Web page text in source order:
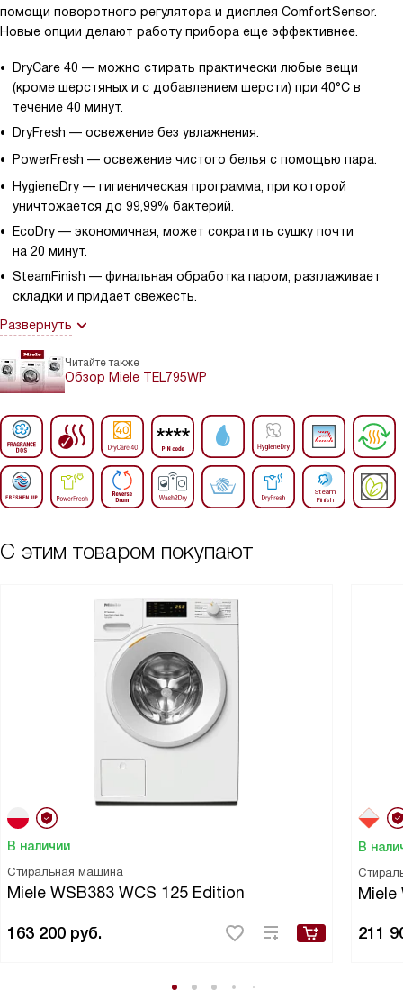
помощи поворотного регулятора и дисплея ComfortSensor.
Новые опции делают работу прибора еще эффективнее.
DryCare 40 — можно стирать практически любые вещи
(кроме шерстяных и с добавлением шерсти) при 40°C в
течение 40 минут.
DryFresh — освежение без увлажнения.
PowerFresh — освежение чистого белья с помощью пара.
HygieneDry — гигиеническая программа, при которой
уничтожается до 99,99% бактерий.
EcoDry — экономичная, может сократить сушку почти
на 20 минут.
SteamFinish — финальная обработка паром, разглаживает
складки и придает свежесть.
Развернуть
Читайте также
Обзор Miele TEL795WP
С этим товаром покупают
В наличии
Стиральная машина
Miele WSB383 WCS 125 Edition
163 200 руб.
В
Miele
211